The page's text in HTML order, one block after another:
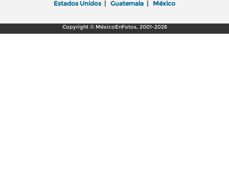
Estados Unidos | Guatemala | México
Copyright © MéxicoEnFotos, 2001-2026